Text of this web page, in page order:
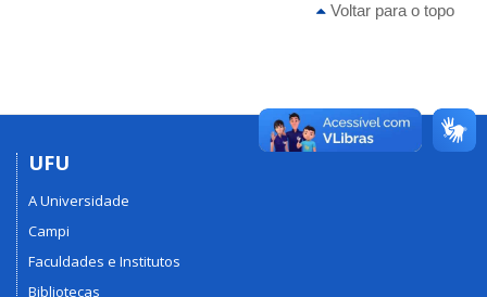
Voltar para o topo
UFU
A Universidade
Campi
Faculdades e Institutos
Bibliotecas